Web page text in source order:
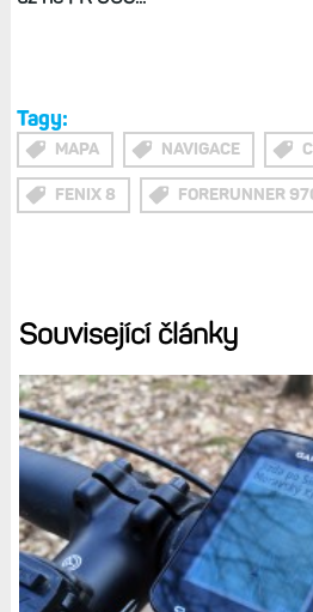
Opravením této zjevné chyby mi
radost, protože
Jen to chce ještě trochu práce,
rozhodně není. Ale je to první
Garminu dát čas na doladění. A
Tagy:
MAPA NAVIGACE
FENIX 8 FORERUNNER